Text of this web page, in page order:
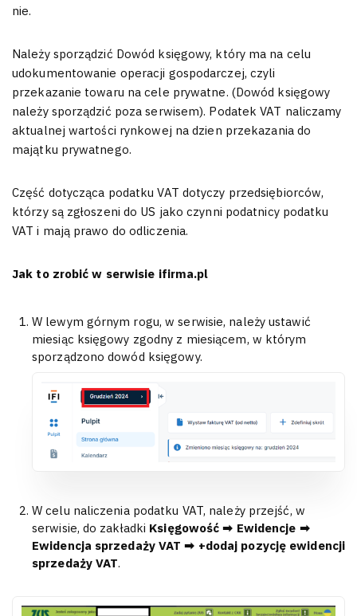
nie.
Należy sporządzić Dowód księgowy, który ma na celu
udokumentowanie operacji gospodarczej, czyli
przekazanie towaru na cele prywatne. (Dowód księgowy
należy sporządzić poza serwisem). Podatek VAT naliczamy
aktualnej wartości rynkowej na dzien przekazania do
majątku prywatnego.
Część dotycząca podatku VAT dotyczy przedsiębiorców,
którzy są zgłoszeni do US jako czynni podatnicy podatku
VAT i mają prawo do odliczenia.
Jak to zrobić w serwisie ifirma.pl
W lewym górnym rogu, w serwisie, należy ustawić
miesiąc księgowy zgodny z miesiącem, w którym
sporządzono dowód księgowy.
W celu naliczenia podatku VAT, należy przejść, w
serwisie, do zakładki Księgowość ➡ Ewidencje ➡
Ewidencja sprzedaży VAT ➡ +dodaj pozycję ewidencji
sprzedaży VAT.